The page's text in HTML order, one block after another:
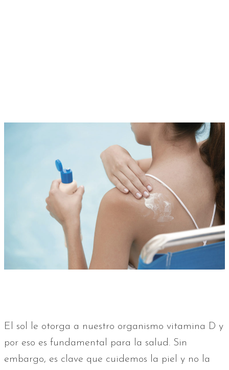
El sol le otorga a nuestro organismo vitamina D y
por eso es fundamental para la salud. Sin
embargo, es clave que cuidemos la piel y no la